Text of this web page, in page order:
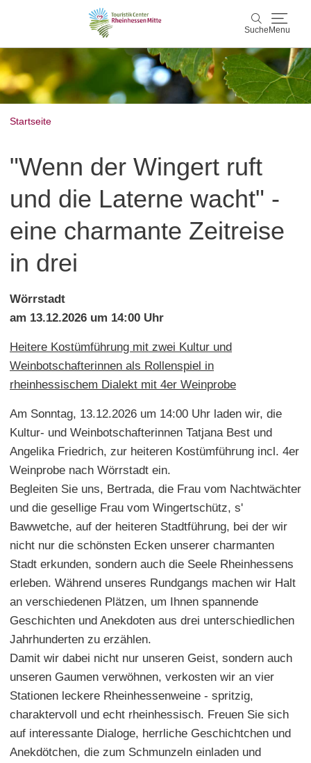
Suche Menu
Suche
Rheinhessen Mitte
Service & Unterkünfte
Startseite
"Wenn der Wingert ruft
und die Laterne wacht" -
eine charmante Zeitreise
in drei
Wörrstadt
am 13.12.2026 um 14:00 Uhr
Heitere Kostümführung mit zwei Kultur und
Weinbotschafterinnen als Rollenspiel in
rheinhessischem Dialekt mit 4er Weinprobe
Am Sonntag, 13.12.2026 um 14:00 Uhr laden wir, die
Kultur- und Weinbotschafterinnen Tatjana Best und
Angelika Friedrich, zur heiteren Kostümführung incl. 4er
Weinprobe nach Wörrstadt ein.
Begleiten Sie uns, Bertrada, die Frau vom Nachtwächter
und die gesellige Frau vom Wingertschütz, s'
Bawwetche, auf der heiteren Stadtführung, bei der wir
nicht nur die schönsten Ecken unserer charmanten
Stadt erkunden, sondern auch die Seele Rheinhessens
erleben. Während unseres Rundgangs machen wir Halt
an verschiedenen Plätzen, um Ihnen spannende
Geschichten und Anekdoten aus drei unterschiedlichen
Jahrhunderten zu erzählen.
Damit wir dabei nicht nur unseren Geist, sondern auch
unseren Gaumen verwöhnen, verkosten wir an vier
Stationen leckere Rheinhessenweine - spritzig,
charaktervoll und echt rheinhessisch. Freuen Sie sich
auf interessante Dialoge, herrliche Geschichtchen und
Anekdötchen, die zum Schmunzeln einladen und